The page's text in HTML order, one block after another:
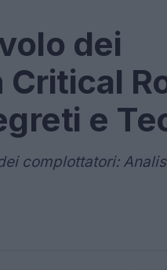
dei
e
complottatori: